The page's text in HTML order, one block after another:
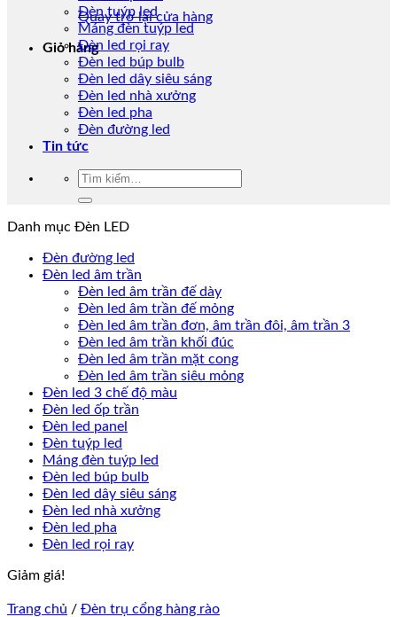
Quay trở lại cửa hàng
Giỏ hàng
Đèn tuýp led
Máng đèn tuýp led
Đèn led rọi ray
Đèn led búp bulb
Đèn led dây siêu sáng
Đèn led nhà xưởng
Đèn led pha
Đèn đường led
Tin tức
Tìm
Danh mục Đèn LED
Đèn đường led
Đèn led âm trần
Đèn led âm trần đế dày
Đèn led âm trần đế mỏng
Đèn led âm trần đơn, âm trần đôi, âm trần 3
Đèn led âm trần khối đúc
Đèn led âm trần mặt cong
Đèn led âm trần siêu mỏng
Đèn led 3 chế độ màu
Đèn led ốp trần
Đèn led panel
Đèn tuýp led
Máng đèn tuýp led
Đèn led búp bulb
Đèn led dây siêu sáng
Đèn led nhà xưởng
Đèn led pha
Đèn led rọi ray
Giảm giá!
Trang chủ / Đèn trụ cổng hàng rào